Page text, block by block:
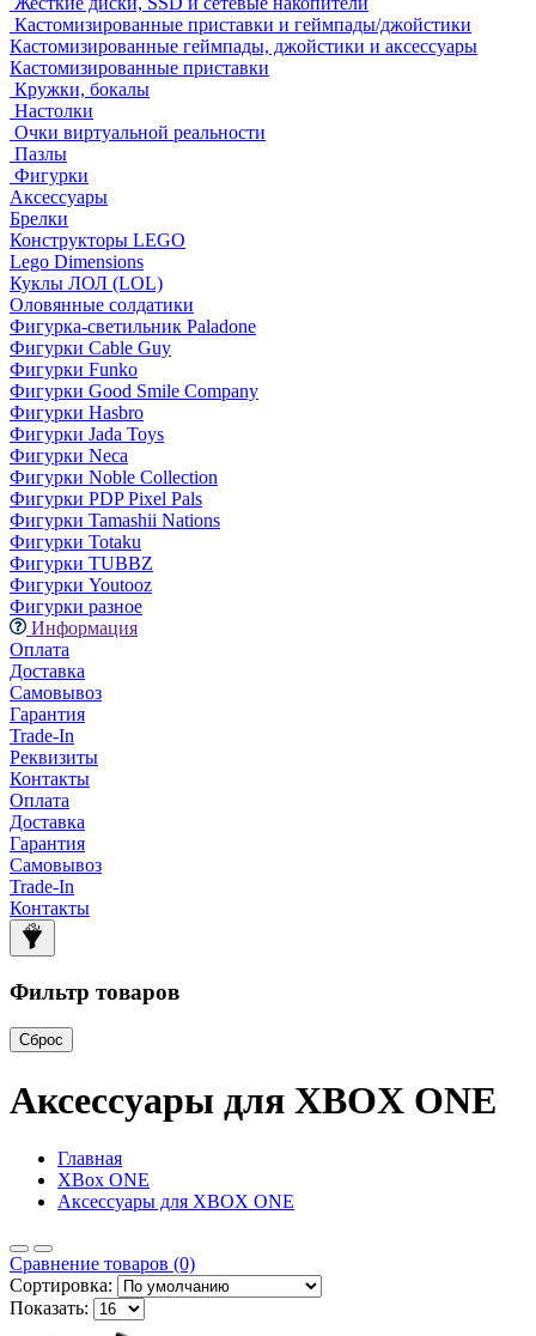
Кастомизированные приставки и геймпады/джойстики
Кастомизированные геймпады, джойстики и аксессуары
Кастомизированные приставки
Кружки, бокалы
Настолки
Очки виртуальной реальности
Пазлы
Фигурки
Аксессуары
Брелки
Конструкторы LEGO
Lego Dimensions
Куклы ЛОЛ (LOL)
Оловянные солдатики
Фигурка-светильник Paladone
Фигурки Cable Guy
Фигурки Funko
Фигурки Good Smile Company
Фигурки Hasbro
Фигурки Jada Toys
Фигурки Neca
Фигурки Noble Collection
Фигурки PDP Pixel Pals
Фигурки Tamashii Nations
Фигурки Totaku
Фигурки TUBBZ
Фигурки Youtooz
Фигурки разное
Информация
Оплата
Доставка
Самовывоз
Гарантия
Trade-In
Реквизиты
Контакты
Оплата
Доставка
Гарантия
Самовывоз
Trade-In
Контакты
Фильтр товаров
Сброс
Аксессуары для XBOX ONE
Главная
XBox ONE
Аксессуары для XBOX ONE
Сравнение товаров (0)
Сортировка:
Показать: